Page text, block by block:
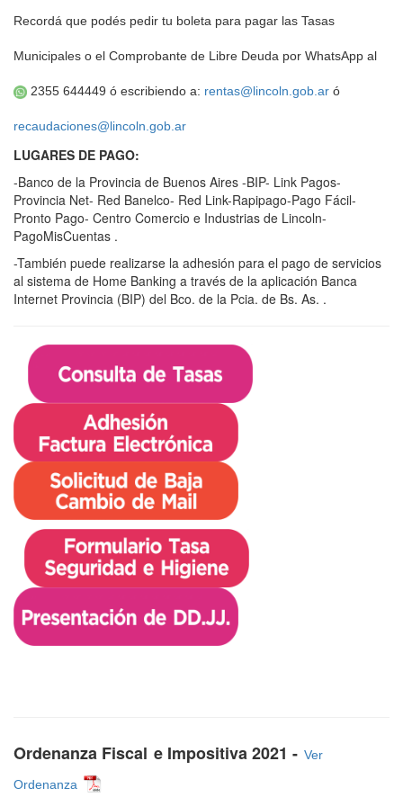
Recordá que podés pedir tu boleta para pagar las Tasas
Municipales o el Comprobante de Libre Deuda por WhatsApp al
2355 644449 ó escribiendo a: rentas@lincoln.gob.ar ó
recaudaciones@lincoln.gob.ar
LUGARES DE PAGO:
-Banco de la Provincia de Buenos Aires -BIP- Link Pagos-
Provincia Net- Red Banelco- Red Link-Rapipago-Pago Fácil-
Pronto Pago- Centro Comercio e Industrias de Lincoln-
PagoMisCuentas .
-También puede realizarse la adhesión para el pago de servicios
al sistema de Home Banking a través de la aplicación Banca
Internet Provincia (BIP) del Bco. de la Pcia. de Bs. As. .
Ordenanza Fiscal e Impositiva 2021 - Ver
Ordenanza